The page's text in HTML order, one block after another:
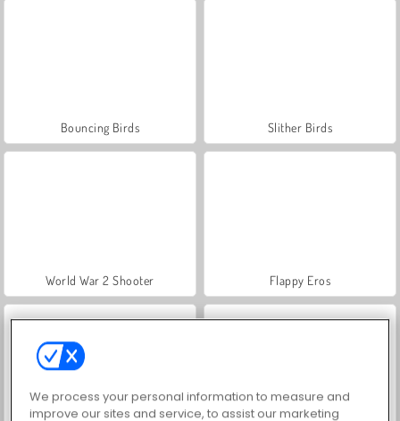
Bouncing Birds Slither Birds
World War 2 Shooter Flappy Eros
We process your personal information to measure and
improve our sites and service, to assist our marketing